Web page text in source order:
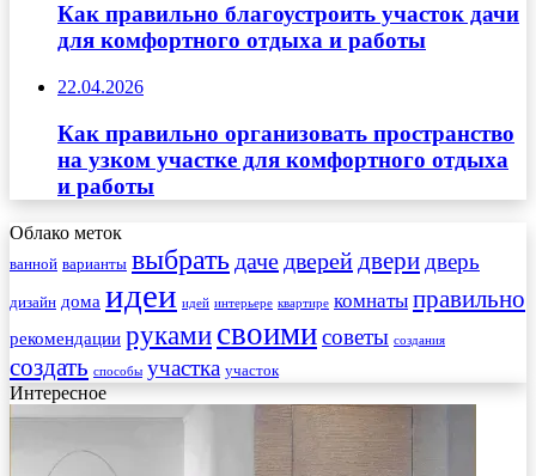
Как правильно благоустроить участок дачи
для комфортного отдыха и работы
22.04.2026
Как правильно организовать пространство
на узком участке для комфортного отдыха
и работы
Облако меток
ванной варианты выбрать даче дверей двери дверь
дизайн дома идеи идей интерьере квартире комнаты правильно
рекомендации руками своимисоветы создания
создать способы участка участок
Интересное